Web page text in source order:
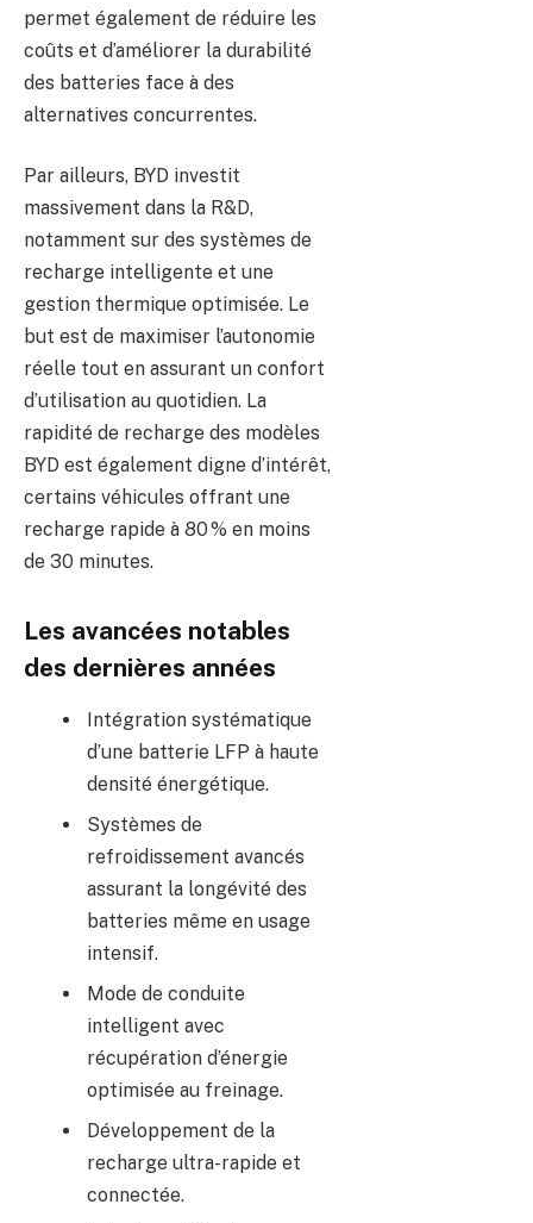
permet également de réduire les
coûts et d’améliorer la durabilité
des batteries face à des
alternatives concurrentes.
Par ailleurs, BYD investit
massivement dans la R&D,
notamment sur des systèmes de
recharge intelligente et une
gestion thermique optimisée. Le
but est de maximiser l’autonomie
réelle tout en assurant un confort
d’utilisation au quotidien. La
rapidité de recharge des modèles
BYD est également digne d’intérêt,
certains véhicules offrant une
recharge rapide à 80 % en moins
de 30 minutes.
Les avancées notables
des dernières années
Intégration systématique
d’une batterie LFP à haute
densité énergétique.
Systèmes de
refroidissement avancés
assurant la longévité des
batteries même en usage
intensif.
Mode de conduite
intelligent avec
récupération d’énergie
optimisée au freinage.
Développement de la
recharge ultra-rapide et
connectée.